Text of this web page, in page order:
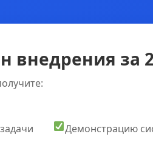
внедрения за
Демонстрацию